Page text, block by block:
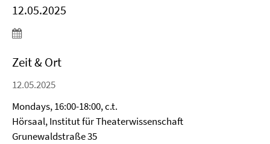
12.05.2025
Zeit & Ort
12.05.2025
Mondays, 16:00-18:00, c.t.
Hörsaal, Institut für Theaterwissenschaft
Grunewaldstraße 35